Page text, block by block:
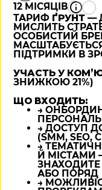
12 МІСЯЦІВ
ТАРИФ ҐРУНТ—
МИСЛИТЬ
ОСОБИСТИЙ
ПІДТРИМКИ В
УЧАСТЬ У
ЗНИЖКОЮ 21%)
ЩО ВХОДИТЬ:
→
→ ДОСТУП
(SMM, SEO,
→
Й
ЗНАХОДИТЕ
АБО ПОРЯД
→